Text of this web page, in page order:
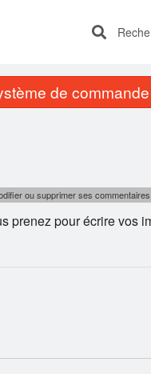
de
ou supprimer ses
prenez pour écrire vos